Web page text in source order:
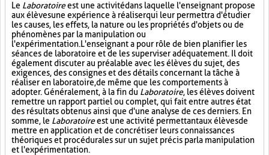
Le Laboratoireest une activité dans laquelle l'enseignant propose
aux élèves une expérience à réaliser qui leur permettra d'étudier
les causes, les effets, la nature ou les propriétés d'objets ou de
phénomènes par la manipulation ou
l'expérimentation. L'enseignant a pour rôle de bien planifier les
séances de laboratoire et de les superviser adéquatement. Il doit
également discuter au préalable avec les élèves du sujet, des
exigences, des consignes et des détails concernant la tâche à
réaliser en laboratoire, de même que les comportements à
adopter. Généralement, à la fin du Laboratoire, les élèves doivent
remettre un rapport partiel ou complet, qui fait entre autres état
des résultats obtenus ainsi que d'une analyse de ces derniers. En
somme, le Laboratoireest une activité permettant aux élèves de
mettre en application et de concrétiser leurs connaissances
théoriques et procédurales sur un sujet précis par la manipulation
et l'expérimentation.